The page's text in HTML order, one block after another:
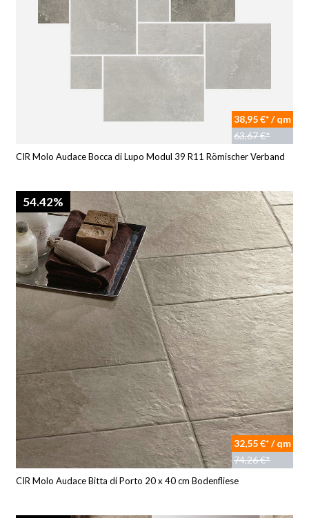
38,95 €* / qm
63,67 €*
CIR Molo Audace Bocca di Lupo Modul 39 R11 Römischer Verband
54.42%
32,55 €* / qm
74,26 €*
CIR Molo Audace Bitta di Porto 20 x 40 cm Bodenfliese